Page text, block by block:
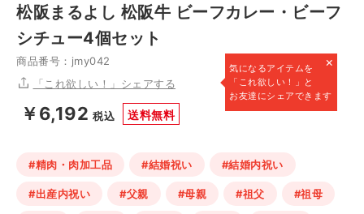
松阪まるよし 松阪牛 ビーフカレー・ビーフ
シチュー4個セット
商品番号：jmy042 ×
気になるアイテムを
「これ欲しい！」と
お友達にシェアできます
「これ欲しい！」シェアする
￥6,192 税込 送料無料
#精肉・肉加工品 #結婚祝い #結婚内祝い
#出産内祝い #父親 #母親 #祖父 #祖母